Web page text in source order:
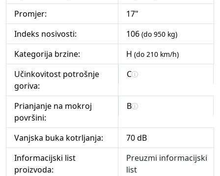
Promjer:
17"
Indeks nosivosti:
106 (do 950 kg)
Kategorija brzine: H (do 210 km/h)
Učinkovitost potrošnje
goriva:
C
Prianjanje na mokroj
površini:
B
Vanjska buka kotrljanja:
70 dB
Informacijski list
proizvoda:
Preuzmi informacijski
list